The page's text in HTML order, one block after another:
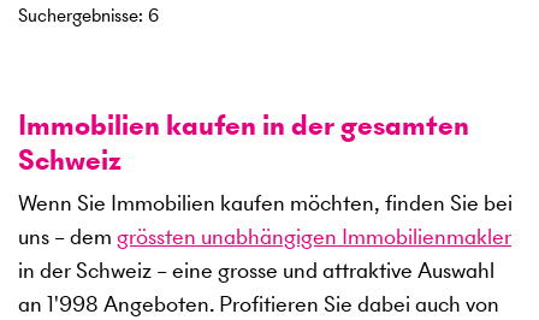
Suchergebnisse: 6
Immobilien kaufen in der gesamten
Schweiz
Wenn Sie Immobilien kaufen möchten, finden Sie bei
uns – dem grössten unabhängigen Immobilienmakler
in der Schweiz – eine grosse und attraktive Auswahl
an 1'998 Angeboten. Profitieren Sie dabei auch von